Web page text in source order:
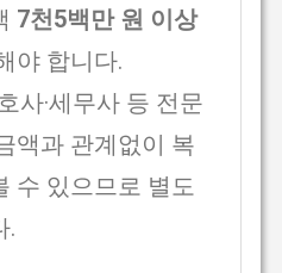
7천5백만 원 이상
야 합니다.
사·세무사 등 전문
액과 관계없이 복
수 있으므로 별도
.